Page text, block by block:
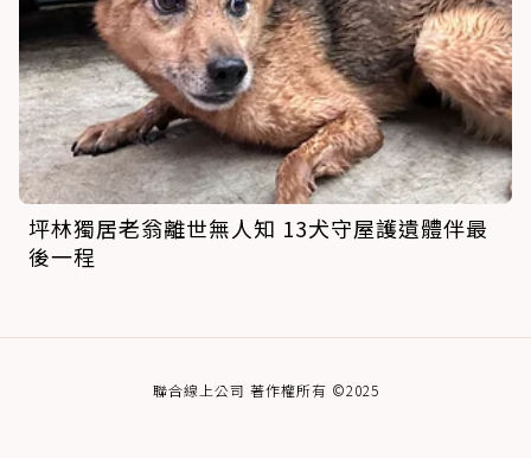
坪林獨居老翁離世無人知 13犬守屋護遺體伴最
後一程
聯合線上公司 著作權所有 ©2025